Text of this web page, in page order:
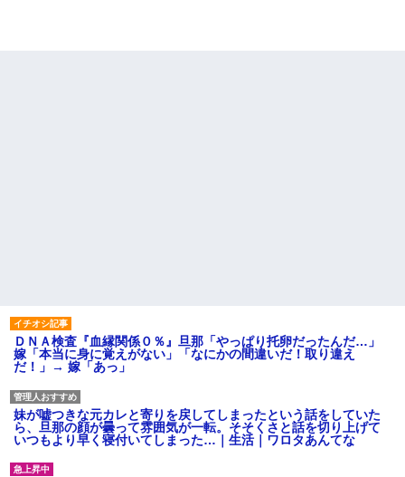
ＤＮＡ検査『血縁関係０％』旦那「やっぱり托卵だったんだ…」
嫁「本当に身に覚えがない」「なにかの間違いだ！取り違え
だ！」→ 嫁「あっ」
妹が嘘つきな元カレと寄りを戻してしまったという話をしていた
ら、旦那の顔が曇って雰囲気が一転。そそくさと話を切り上げて
いつもより早く寝付いてしまった…｜生活｜ワロタあんてな